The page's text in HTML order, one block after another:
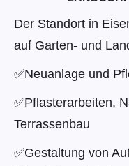
Der Standort in
auf Garten- und
✅Neuanlage und
✅Pflasterarbeiten,
Terrassenbau
✅Gestaltung von